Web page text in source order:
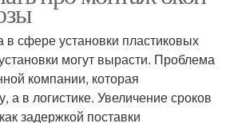
в сфере установки пластиковых
могут вырасти. Проблема
компании, которая
а в логистике. Увеличение сроков
задержкой поставки